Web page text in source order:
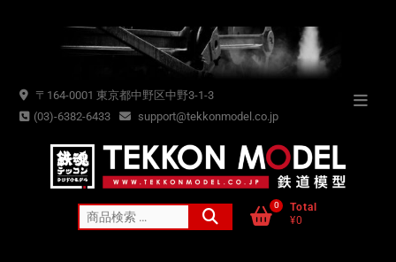
〒164-0001 東京都中野区中野3-1-3
(03)-6382-6433
support@tekkonmodel.co.jp
索
0
Total
¥0